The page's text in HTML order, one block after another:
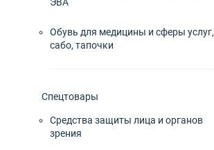
Обувь для медицины и сферы услуг,
сабо, тапочки
Спецтовары
Средства защиты лица и органов
зрения